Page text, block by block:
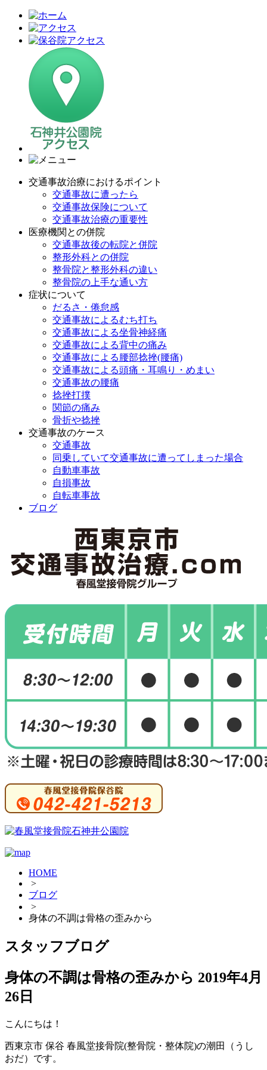
交通事故治療におけるポイント
交通事故に遭ったら
交通事故保険について
交通事故治療の重要性
医療機関との併院
交通事故後の転院と併院
整形外科との併院
整骨院と整形外科の違い
整骨院の上手な通い方
症状について
だるさ・倦怠感
交通事故によるむち打ち
交通事故による坐骨神経痛
交通事故による背中の痛み
交通事故による腰部捻挫(腰痛)
交通事故による頭痛・耳鳴り・めまい
交通事故の腰痛
捻挫打撲
関節の痛み
骨折や捻挫
交通事故のケース
交通事故
同乗していて交通事故に遭ってしまった場合
自動車事故
自損事故
自転車事故
ブログ
HOME
>
ブログ
>
身体の不調は骨格の歪みから
スタッフブログ
身体の不調は骨格の歪みから 2019年4月
26日
こんにちは！
西東京市 保谷 春風堂接骨院(整骨院・整体院)の潮田（うし
おだ）です。